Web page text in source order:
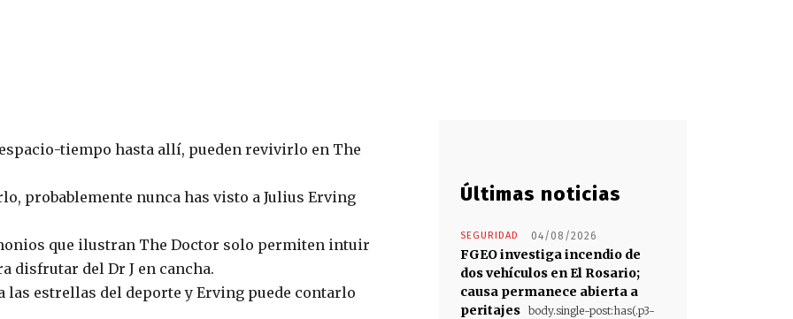
tiempo hasta allí, pueden revivirlo en The
probablemente nunca has visto a Julius Erving
que ilustran The Doctor solo permiten intuir
disfrutar del Dr J en cancha.
las estrellas del deporte y Erving puede contarlo
Últimas noticias
SEGURIDAD 04/08/2026
FGEO investiga incendio de
dos vehículos en El Rosario;
causa permanece abierta a
peritajes body.single-post:has(.p3-